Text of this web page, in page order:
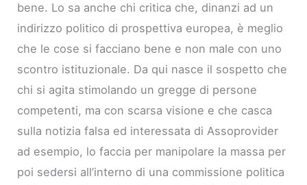
bene. Lo sa anche chi critica che, dinanzi ad un
indirizzo politico di prospettiva europea, è meglio
che le cose si facciano bene e non male con uno
scontro istituzionale. Da qui nasce il sospetto che
chi si agita stimolando un gregge di persone
competenti, ma con scarsa visione e che casca
sulla notizia falsa ed interessata di Assoprovider
ad esempio, lo faccia per manipolare la massa per
poi sedersi all’interno di una commissione politica